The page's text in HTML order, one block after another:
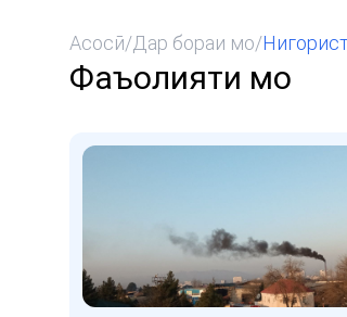
Асосӣ/Дар бораи мо/
Фаъолияти мо